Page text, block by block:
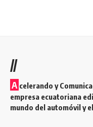
//
A celerando y
empresa ecuatoriana
mundo del automóvil y